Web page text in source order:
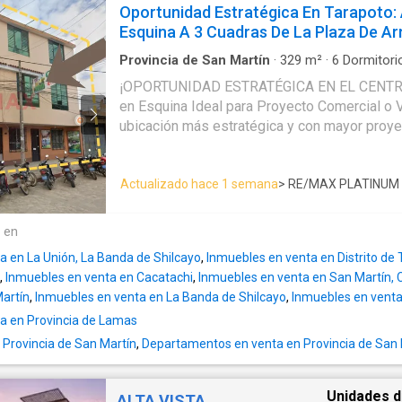
en una excelente opción tanto para familias
¡Contáctame hoy mismo para más
hacia tu próximo gran proyecto!
Estratégica: A solo 3 casas del Hospital el
Perfecto para nuevas construcciones. 🚗
a vías principales y servicios, como Hospital
restaurantes y parques. Esta es tu oportunidad de invertir en una
propiedad con gran potencial en una de las
¡No pierdas esta oportunidad! 📞 Para más información o para
programar una visita, contáctanos.
Oportunidad Estratégica En Tarapoto:
Esquina A 3 Cuadras De La Plaza De
Provincia de San Martín · 329 m² · 6
¡OPORTUNIDAD ESTRATÉGICA EN EL
en Esquina Ideal para Proyecto Comercial o
ubicación más estratégica y con mayor
Manco Cápac, esta casa en esquina te
actividad financiera, turística y cultural de
Hotelero: Rodeado de las principales
hoteles más exclusivos, ideal para asegurar
Cerca de Centros Comerciales: Acceso
y todo lo que necesitas a un paso de distancia. 🎭
CULTURAL Y DE ENTRETENIMIENTO Vivir o
sumergirse en la mejor oferta de
pocos metros encontrarás: Cultura: Muy
Actualizado hace 1 semana> RE/MAX PLATINUM
en
en La Unión, La Banda de Shilcayo, Inmuebles en venta en Distrito de
, Inmuebles en venta en Cacatachi, Inmuebles en venta en San Martín,
, Inmuebles en venta en La Banda de Shilcayo, Inmuebles en
en Provincia de Lamas
de San Martín, Departamentos en venta en Provincia de San
Unidades